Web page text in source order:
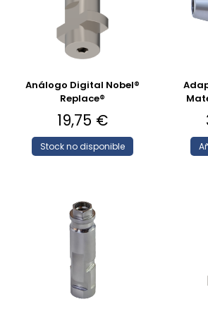
Análogo Digital Nobel®
Replace®
19,75 €
Stock no disponible